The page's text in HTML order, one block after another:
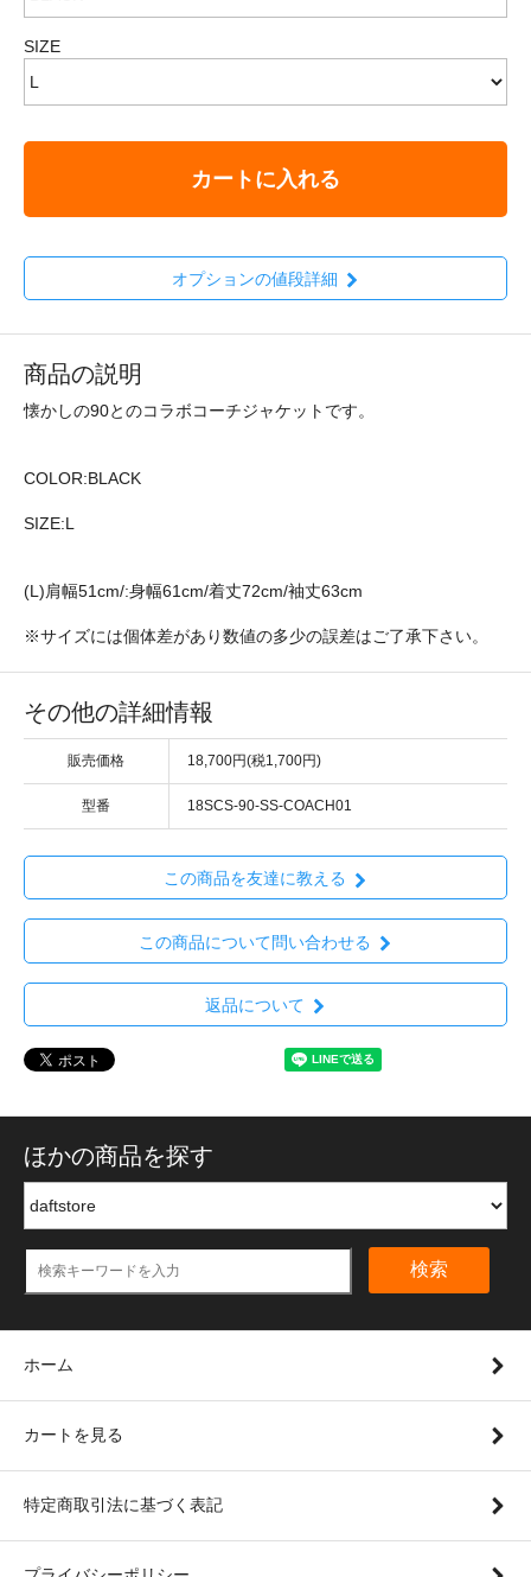
SIZE
カートに入れる
オプションの値段詳細
商品の説明
懐かしの90とのコラボコーチジャケットです。
COLOR:BLACK
SIZE:L
(L)肩幅51cm/:身幅61cm/着丈72cm/袖丈63cm
※サイズには個体差があり数値の多少の誤差はご了承下さい。
その他の詳細情報
販売価格 18,700円(税1,700円)
型番 18SCS-90-SS-COACH01
この商品を友達に教える
この商品について問い合わせる
返品について
ほかの商品を探す
検索
ホーム
カートを見る
特定商取引法に基づく表記